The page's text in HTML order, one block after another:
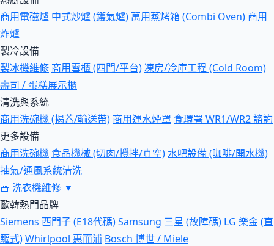
商用電磁爐 中式炒爐 (鑊氣爐) 萬用蒸烤箱 (Combi Oven) 商用
炸爐
製冷設備
製冰機維修 商用雪櫃 (四門/平台)凍房/冷庫工程 (Cold Room)
壽司 / 蛋糕展示櫃
清洗與系統
商用洗碗機 (揭蓋/輸送帶) 商用運水煙罩 食環署 WR1/WR2 諮詢
更多設備
商用洗碗機 食品機械 (切肉/攪拌/真空)水吧設備 (咖啡/開水機)
抽氣/通風系統清洗
🧺 洗衣機維修 ▼
歐韓熱門品牌
Siemens 西門子 (E18代碼)Samsung 三星 (故障碼) LG 樂金 (直
驅式)Whirlpool 惠而浦 Bosch 博世 / Miele